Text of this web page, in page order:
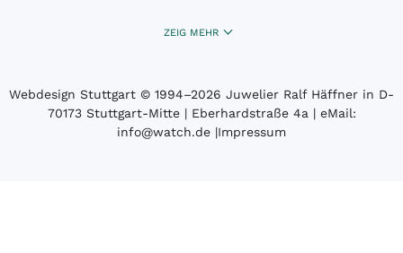
ZEIG MEHR
Webdesign Stuttgart © 1994­–2026 Juwelier Ralf Häffner in D-
70173 Stuttgart-Mitte | Eberhardstraße 4a | eMail:
info@watch.de |Impressum